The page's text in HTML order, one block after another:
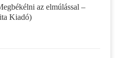
az elmúlással –
Kiadó)